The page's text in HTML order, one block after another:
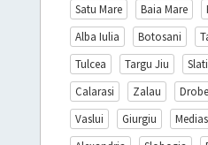
Satu Mare
Baia Mare
Alba Iulia
Botosani
Tulcea
Targu Jiu
Calarasi
Zalau
Vaslui
Giurgiu Medias